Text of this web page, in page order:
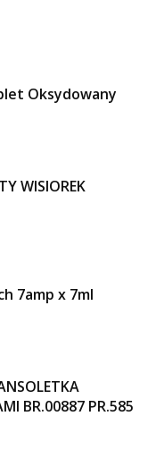
Oksydowany
WISIOREK
7amp x 7ml
BR.00887 PR.585